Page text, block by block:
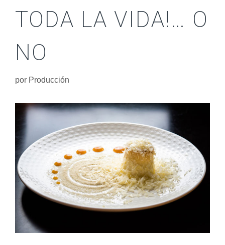
TODA LA VIDA!… O
NO
por Producción